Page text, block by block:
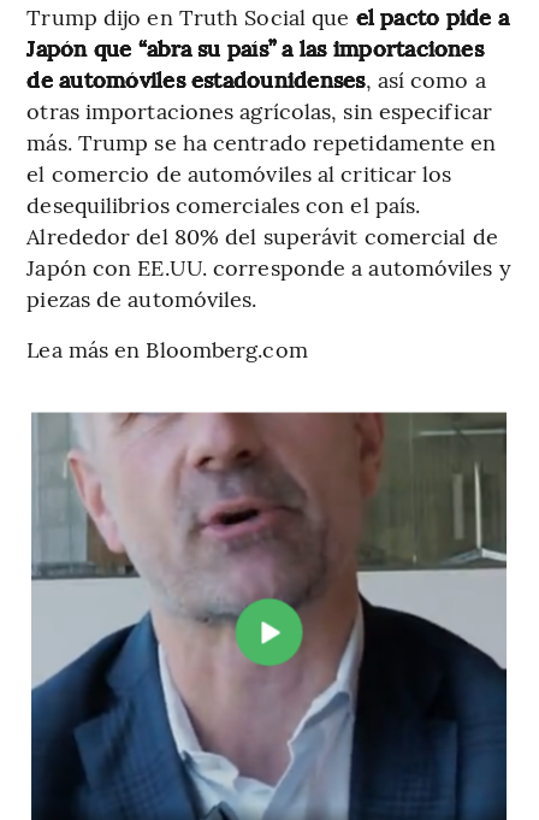
Trump dijo en Truth Social que el pacto pide a
Japón que “abra su país” a las importaciones
de automóviles estadounidenses, así como a
otras importaciones agrícolas, sin especificar
más. Trump se ha centrado repetidamente en
el comercio de automóviles al criticar los
desequilibrios comerciales con el país.
Alrededor del 80% del superávit comercial de
Japón con EE.UU. corresponde a automóviles y
piezas de automóviles.
Lea más en Bloomberg.com